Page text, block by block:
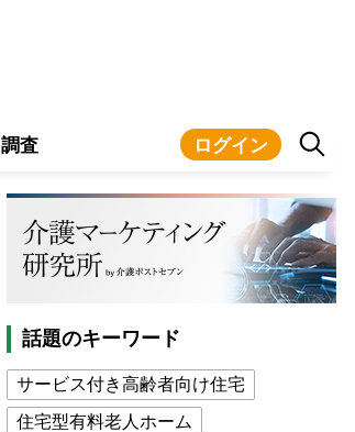
調査 ログイン
話題のキーワード
サービス付き高齢者向け住宅
住宅型有料老人ホーム